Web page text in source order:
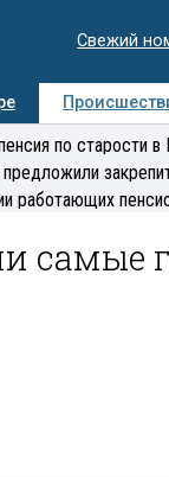
Свежий
Медиацентр
по старости
работающих
самые